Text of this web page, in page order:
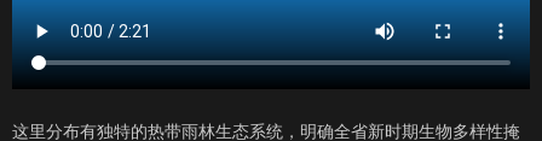
这里分布有独特的热带雨林生态系统，明确全省新时期生物多样性掩